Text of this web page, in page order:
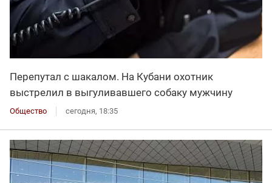
Перепутал с шакалом. На Кубани охотник
выстрелил в выгуливавшего собаку мужчину
Общество сегодня, 18:35